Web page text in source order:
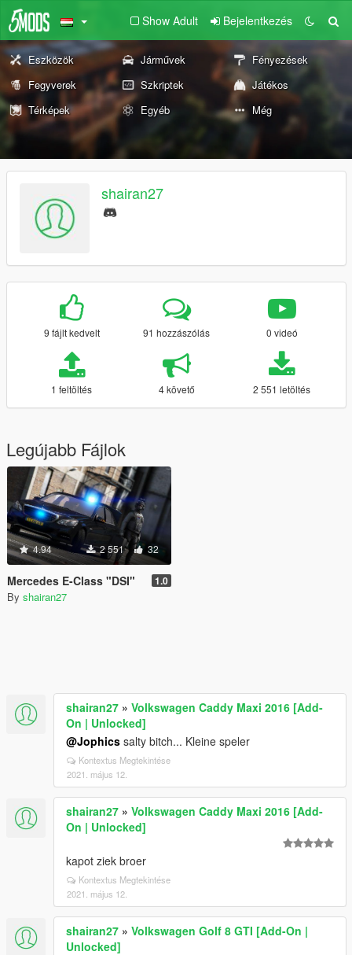
Show Adult Bejelentkezés
Eszközök Járművek
Fényezések
Fegyverek
Szkriptek
Játékos
Térképek
Egyéb Még
shairan27
9 fájlt kedvelt 91 hozzászólás 0 videó
1 feltöltés 4 követő 2 551 letöltés
Legújabb Fájlok
4.94 2 551 32
Mercedes E-Class "DSI" 1.0
By shairan27
shairan27 » Volkswagen Caddy Maxi 2016 [Add-
On | Unlocked]
@Jophics salty bitch... Kleine speler
Kontextus Megtekintése
2021. május 12.
shairan27 » Volkswagen Caddy Maxi 2016 [Add-
On | Unlocked]
kapot ziek broer
Kontextus Megtekintése
2021. május 12.
shairan27 » Volkswagen Golf 8 GTI [Add-On |
Unlocked]